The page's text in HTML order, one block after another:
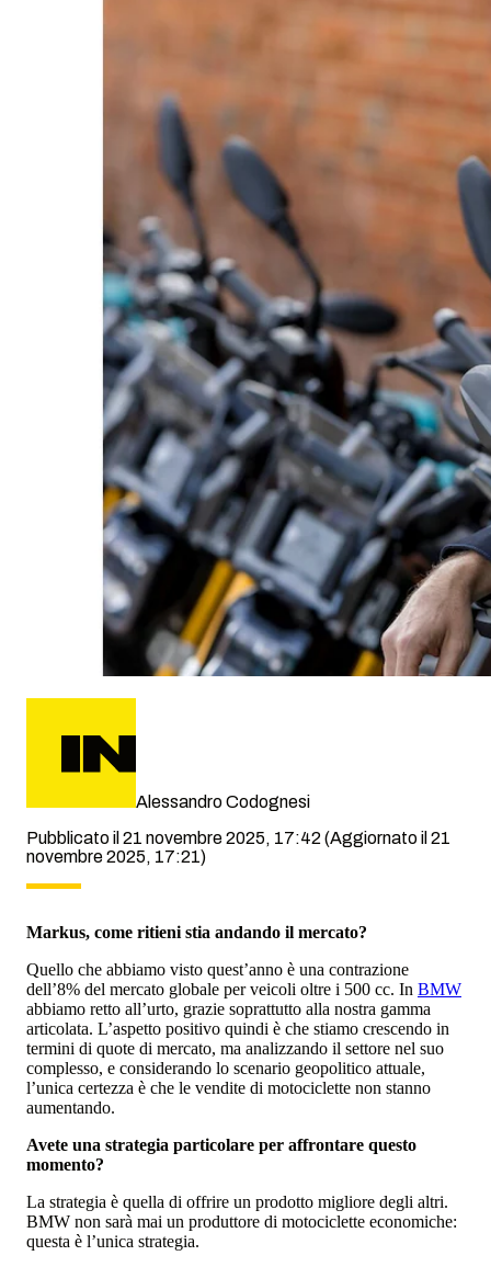
Alessandro Codognesi
Pubblicato il 21 novembre 2025, 17:42 (Aggiornato il 21
novembre 2025, 17:21)
Markus, come ritieni stia andando il mercato?
Quello che abbiamo visto quest’anno è una contrazione
dell’8% del mercato globale per veicoli oltre i 500 cc. In BMW
abbiamo retto all’urto, grazie soprattutto alla nostra gamma
articolata. L’aspetto positivo quindi è che stiamo crescendo in
termini di quote di mercato, ma analizzando il settore nel suo
complesso, e considerando lo scenario geopolitico attuale,
l’unica certezza è che le vendite di motociclette non stanno
aumentando.
Avete una strategia particolare per affrontare questo
momento?
La strategia è quella di offrire un prodotto migliore degli altri.
BMW non sarà mai un produttore di motociclette economiche:
questa è l’unica strategia.